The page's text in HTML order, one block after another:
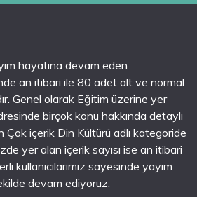
hayatına devam eden
an itibari ile 80 adet alt ve normal
Genel olarak Eğitim üzerine yer
birçok konu hakkında detaylı
Çok içerik Din Kültürü adlı kategoride
yer alan içerik sayısı ise an itibari
kullanıcılarımız sayesinde yayım
devam ediyoruz.